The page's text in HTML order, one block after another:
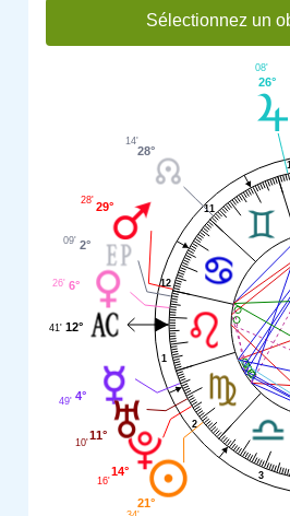
Sélectionnez un
1
2
3
11
12
26°
08'
28°
14'
29°
28'
2°
09'
6°
26'
12°
41'
4°
49'
11°
10'
14°
16'
21°